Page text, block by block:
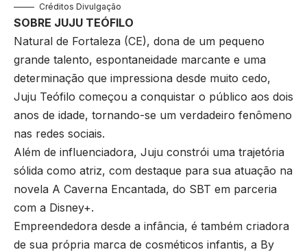
Créditos Divulgação
SOBRE JUJU TEÓFILO
Natural de Fortaleza (CE), dona de um pequeno
grande talento, espontaneidade marcante e uma
determinação que impressiona desde muito cedo,
Juju Teófilo começou a conquistar o público aos dois
anos de idade, tornando-se um verdadeiro fenômeno
nas redes sociais.
Além de influenciadora, Juju constrói uma trajetória
sólida como atriz, com destaque para sua atuação na
novela A Caverna Encantada, do SBT em parceria
com a Disney+.
Empreendedora desde a infância, é também criadora
de sua própria marca de cosméticos infantis, a By